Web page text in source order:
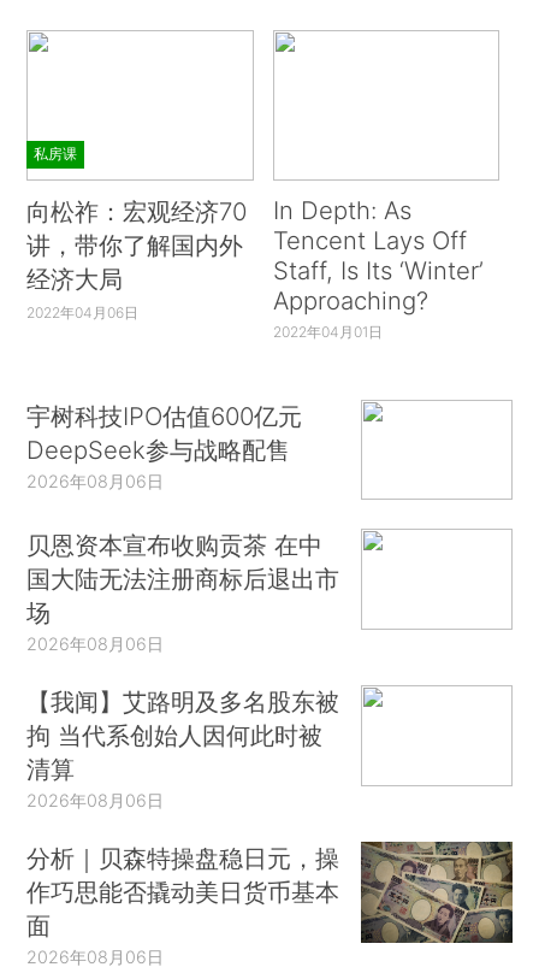
私房课
向松祚：宏观经济70
讲，带你了解国内外
经济大局
2022年04月06日
In Depth: As
Tencent Lays Off
Staff, Is Its ‘Winter’
Approaching?
2022年04月01日
宇树科技IPO估值600亿元
DeepSeek参与战略配售
2026年08月06日
贝恩资本宣布收购贡茶 在中
国大陆无法注册商标后退出市
场
2026年08月06日
【我闻】艾路明及多名股东被
拘 当代系创始人因何此时被
清算
2026年08月06日
分析｜贝森特操盘稳日元，操
作巧思能否撬动美日货币基本
面
2026年08月06日